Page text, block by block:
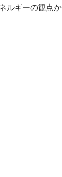
ルギーの観点か